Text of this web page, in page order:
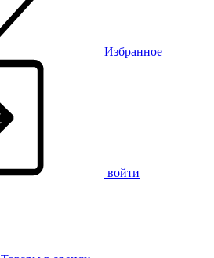
Избранное
войти